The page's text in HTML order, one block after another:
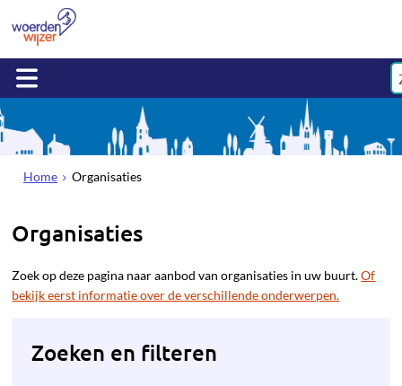
Home Organisaties
Organisaties
Zoek op deze pagina naar aanbod van organisaties in uw buurt.Of
bekijk eerst informatie over de verschillende onderwerpen.
Zoeken en filteren